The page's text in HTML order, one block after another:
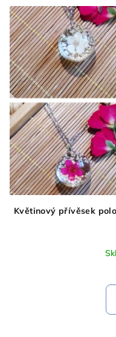
Květinový přívěsek